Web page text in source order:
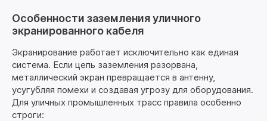
Особенности заземления уличного
экранированного кабеля
Экранирование работает исключительно как единая
система. Если цепь заземления разорвана,
металлический экран превращается в антенну,
усугубляя помехи и создавая угрозу для оборудования.
Для уличных промышленных трасс правила особенно
строги: